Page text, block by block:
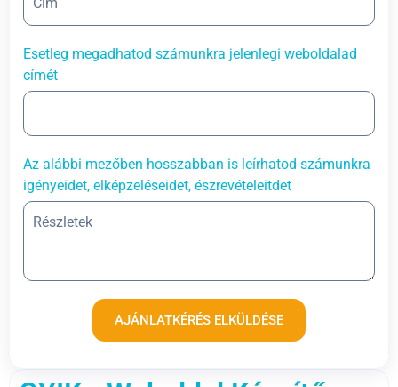
Esetleg megadhatod számunkra jelenlegi weboldalad
címét
Az alábbi mezőben hosszabban is leírhatod számunkra
igényeidet, elképzeléseidet, észrevételeitdet
AJÁNLATKÉRÉS ELKÜLDÉSE